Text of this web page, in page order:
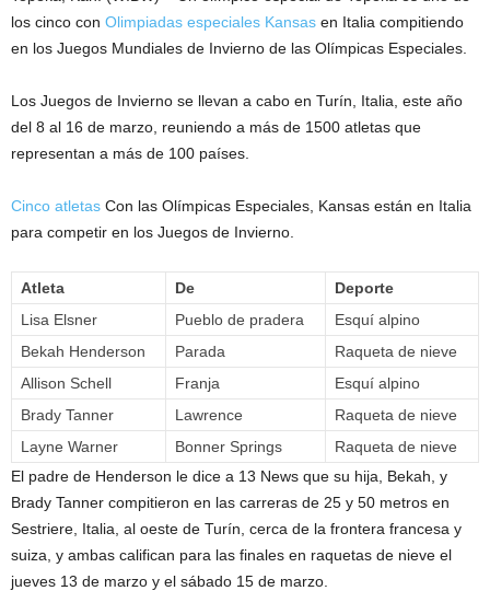
los cinco con Olimpiadas especiales Kansas en Italia compitiendo
en los Juegos Mundiales de Invierno de las Olímpicas Especiales.
Los Juegos de Invierno se llevan a cabo en Turín, Italia, este año
del 8 al 16 de marzo, reuniendo a más de 1500 atletas que
representan a más de 100 países.
Cinco atletas Con las Olímpicas Especiales, Kansas están en Italia
para competir en los Juegos de Invierno.
Atleta De
Deporte
Lisa Elsner
Pueblo de pradera
Esquí alpino
Bekah Henderson
Parada
Raqueta de nieve
Allison Schell
Franja
Esquí alpino
Brady Tanner
Lawrence
Raqueta de nieve
Layne Warner
Bonner Springs
Raqueta de nieve
El padre de Henderson le dice a 13 News que su hija, Bekah, y
Brady Tanner compitieron en las carreras de 25 y 50 metros en
Sestriere, Italia, al oeste de Turín, cerca de la frontera francesa y
suiza, y ambas califican para las finales en raquetas de nieve el
jueves 13 de marzo y el sábado 15 de marzo.